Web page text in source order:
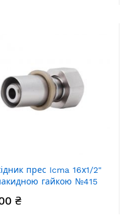
прес Icma 16х1/2"
гайкою №415
₴